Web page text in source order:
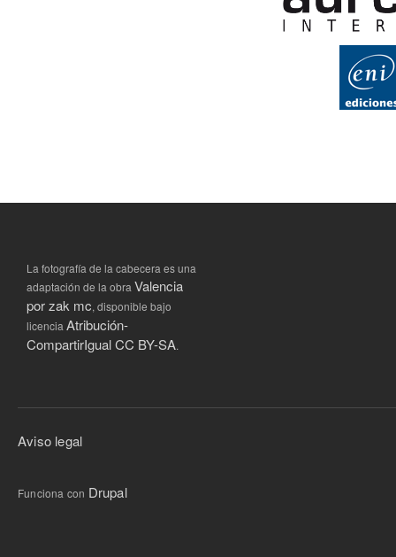
La fotografía de la cabecera es una
adaptación de la obra Valencia
por zak mc, disponible bajo
licencia Atribución-
CompartirIgual CC BY-SA.
Aviso legal
Funciona con Drupal